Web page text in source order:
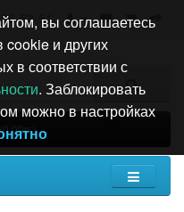
63-51вы соглашаетесь
и других
в соответствии с
. Заблокировать
можно в настройках